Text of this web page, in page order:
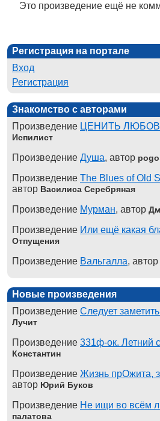
Это произведение ещё не
Регистрация на портале
Вход
Регистрация
Знакомство с авторами
Произведение ЦЕНИТЬ
Испилист
Произведение Душа, автор
Произведение The Blues of Old
автор Василиса Серебряная
Произведение Мурман, автор
Произведение Или ещё какая
Отпущения
Произведение Вальгалла, автор
Новые произведения
Произведение Следует
Лучит
Произведение 331ф-ок. Летний
Константин
Произведение Жизнь прОжита,
автор Юрий Буков
Произведение Не ищи во всём
палатова